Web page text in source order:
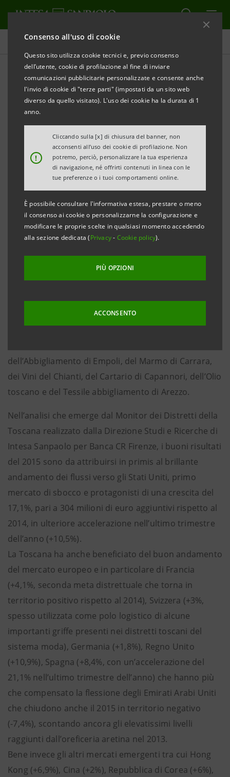
Consenso all'uso di cookie
Questo sito utilizza cookie tecnici e, previo consenso
dell’utente, cookie di profilazione al fine di inviare
comunicazioni pubblicitarie personalizzate e consente anche
l'invio di cookie di "terze parti" (impostati da un sito web
diverso da quello visitato). L'uso dei cookie ha la durata di 1
anno.
!
Cliccando sulla [x] di chiusura del banner, non
acconsenti all’uso dei cookie di profilazione. Non
potremo, perciò, personalizzare la tua esperienza
di navigazione, né offrirti contenuti in linea con le
tue preferenze o i tuoi comportamenti online.
È possibile consultare l'informativa estesa, prestare o meno
il consenso ai cookie o personalizzarne la configurazione e
modificare le proprie scelte in qualsiasi momento accedendo
alla sezione dedicata (Privacy- Cookie policy).
PIÙ OPZIONI
ACCONSENTO
Comunicati stampa
STAMPA AGGIORNA
COMUNICATO STAMPA
BANCA CR FIRENZE:
• Realizzato dalla Direzione Studi e Ricerche di
Intesa Sanpaolo per Banca CR Firenze
• Dati al 31/12/2015
Firenze, 18 aprile 2016 – I distretti tradizionali toscani
chiudono il 2015 con un progresso delle esportazioni
del 4,7%, pari a 614 milioni di euro aggiuntivi rispetto
al 2014, che li porta a raggiungere un livello di 13,6
miliardi di euro.
La Toscana consegue risultati lievemente superiori
rispetto al totale dei distretti in Italia (+4,2%). In
dell’Abbigliamento di Empoli, del Marmo di Carrara,
dei Vini del Chianti, del Cartario di Capannori, dell’Olio
toscano e del Tessile abbigliamento di Arezzo.
Nell’analisi che emerge dal Monitor dei Distretti della
Toscana realizzato dalla Direzione Studi e Ricerche di
Intesa Sanpaolo per Banca CR Firenze, i buoni risultati
del 2015 sono da attribuirsi in primis al brillante
andamento dei flussi verso gli Stati Uniti, primo
mercato di sbocco e protagonisti di una crescita del
17,1%, pari a 304 milioni di euro aggiuntivi rispetto al
2014, in ulteriore accelerazione nell’ultimo trimestre
dell’anno (+10,5%).
La Toscana ha anche beneficiato del buon andamento
del mercato europeo e in particolare di Francia
(+4,1%, seconda meta distrettuale che torna in
territorio positivo rispetto al 2014), Svizzera (+3%,
spesso utilizzata come polo logistico di alcune
importanti griffe presenti nei distretti toscani del
sistema moda), Germania (+1,8%), Regno Unito
(+10,9%), Spagna (+8,4%, con un’accelerazione del
21,1% nell’ultimo trimestre dell’anno) che hanno più
che compensato la flessione degli Emirati Arabi Uniti
che chiudono anche il 2015 in territorio negativo
(-7,4%), scontando ancora gli elevatissimi livelli
raggiunti dall’oreficeria aretina nel 2013.
Bene invece gli altri mercati emergenti tra cui Hong
Kong (+6,9%), Cina (+2%), Repubblica di Corea (+6%),